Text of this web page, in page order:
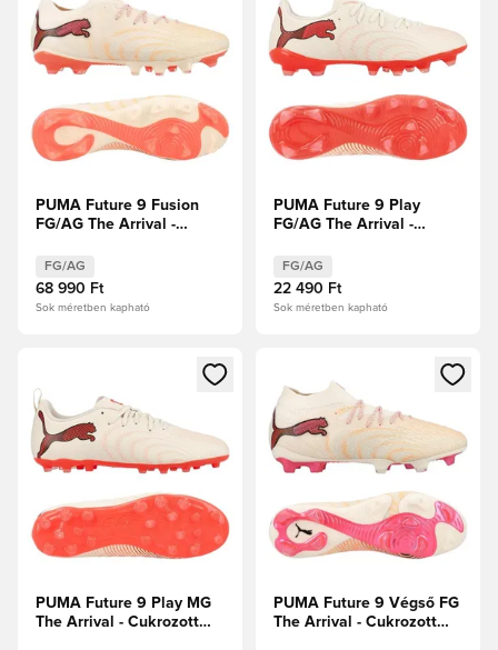
PUMA Future 9 Fusion
FG/AG The Arrival -
Fehér/Ultra Red/PUMA
Fekete
FG/AG
68 990 Ft
Sok méretben kapható
PUMA Future 9 Play
FG/AG The Arrival -
Fehér/Ultra Red/PUMA
Fekete
FG/AG
22 490 Ft
Sok méretben kapható
Megnyit egy modált a bejelentkezéshez vagy a tagként
PUMA Future 9 Play MG
The Arrival - Cukrozott
Megnyit egy modált a
PUMA Future 9 Végső FG
The Arrival - Cukrozott